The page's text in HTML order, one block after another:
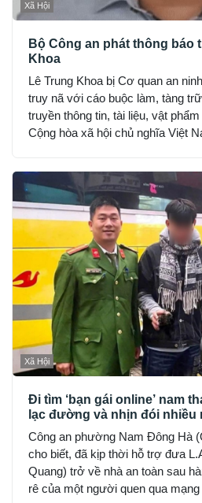
Xã Hội
Bộ Công an phát thông báo
Khoa
Lê Trung Khoa bị Cơ quan an
truy nã với cáo buộc làm, tàng
truyền thông tin, tài liệu, vật
Cộng hòa xã hội chủ nghĩa Việt
Xã Hội
Đi tìm ‘bạn gái online’ nam
lạc đường và nhịn đói nhiều
Công an phường Nam Đông Hà
cho biết, đã kịp thời hỗ trợ đưa
Quang) trở về nhà an toàn sau
rê của một người quen qua